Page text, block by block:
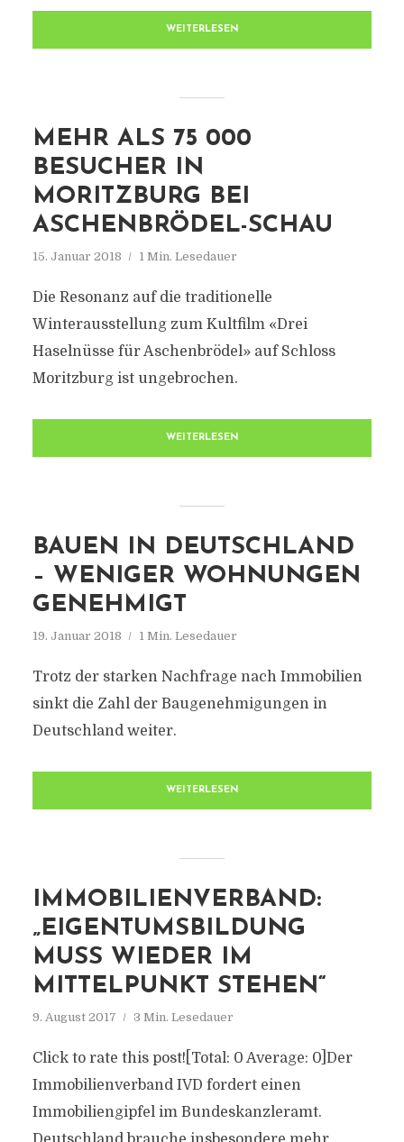
WEITERLESEN
MEHR ALS 75 000
BESUCHER IN
MORITZBURG BEI
ASCHENBRÖDEL-SCHAU
15. Januar 2018 1 Min. Lesedauer
Die Resonanz auf die traditionelle
Winterausstellung zum Kultfilm «Drei
Haselnüsse für Aschenbrödel» auf Schloss
Moritzburg ist ungebrochen.
WEITERLESEN
BAUEN IN DEUTSCHLAND
– WENIGER WOHNUNGEN
GENEHMIGT
19. Januar 2018 1 Min. Lesedauer
Trotz der starken Nachfrage nach Immobilien
sinkt die Zahl der Baugenehmigungen in
Deutschland weiter.
WEITERLESEN
IMMOBILIENVERBAND:
„EIGENTUMSBILDUNG
MUSS WIEDER IM
MITTELPUNKT STEHEN“
9. August 2017 3 Min. Lesedauer
Click to rate this post![Total: 0 Average: 0]Der
Immobilienverband IVD fordert einen
Immobiliengipfel im Bundeskanzleramt.